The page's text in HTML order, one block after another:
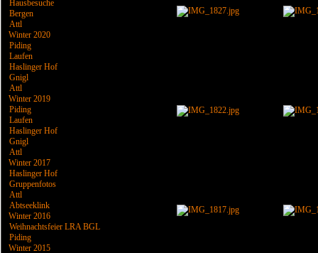
Hausbesuche
Bergen
Attl
Winter 2020
Piding
Laufen
Haslinger Hof
Gnigl
Attl
Winter 2019
Piding
Laufen
Haslinger Hof
Gnigl
Attl
Winter 2017
Haslinger Hof
Gruppenfotos
Attl
Abtseeklink
Winter 2016
Weihnachtsfeier LRA BGL
Piding
Winter 2015